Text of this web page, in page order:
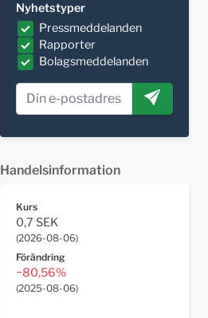
Nyhetstyper
Pressmeddelanden
Rapporter
Bolagsmeddelanden
Handelsinformation
Kurs
0,7 SEK
(2026-08-06)
Förändring
−80,56%
(2025-08-06)